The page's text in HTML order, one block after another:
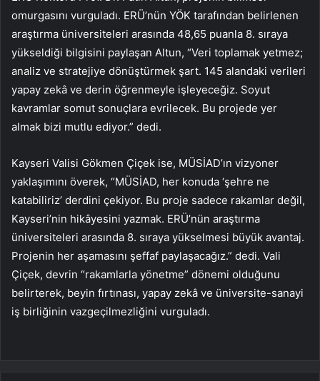
omurgasını vurguladı. ERÜ’nün YÖK tarafından belirlenen
araştırma üniversiteleri arasında 48,65 puanla 8. sıraya
yükseldiği bilgisini paylaşan Altun, “Veri toplamak yetmez;
analiz ve stratejiye dönüştürmek şart. 145 alandaki verileri
yapay zekâ ve derin öğrenmeyle işleyeceğiz. Soyut
kavramlar somut sonuçlara evrilecek. Bu projede yer
almak bizi mutlu ediyor.” dedi.
Kayseri Valisi Gökmen Çiçek ise, MÜSİAD’ın vizyoner
yaklaşımını överek, “MÜSİAD, her konuda ‘şehre ne
katabiliriz’ derdini çekiyor. Bu proje sadece rakamlar değil,
Kayseri’nin hikâyesini yazmak. ERÜ’nün araştırma
üniversiteleri arasında 8. sıraya yükselmesi büyük avantaj.
Projenin her aşamasını şeffaf paylaşacağız.” dedi. Vali
Çiçek, devrin “rakamlarla yönetme” dönemi olduğunu
belirterek, beyin fırtınası, yapay zekâ ve üniversite-sanayi
iş birliğinin vazgeçilmezliğini vurguladı.